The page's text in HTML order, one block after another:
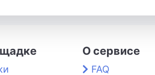
О сервисе
FAQ